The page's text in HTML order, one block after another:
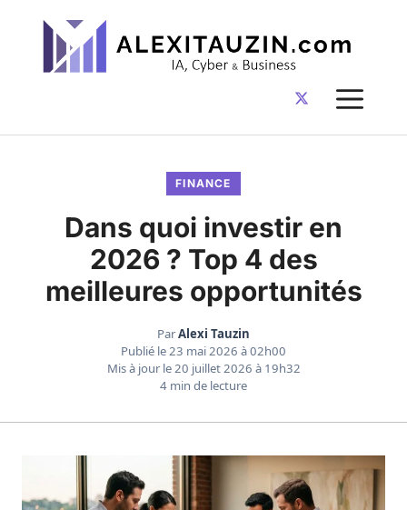
contenu
FINANCE
Dans quoi investir en
2026 ? Top 4 des
meilleures opportunités
ParAlexi Tauzin
Publié le23 mai 2026 à 02h00
Mis à jour le20 juillet 2026 à 19h32
4 min de lecture